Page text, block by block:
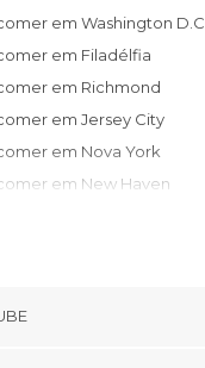
comer em Washington D.C.
comer em Filadélfia
comer em Richmond
comer em Jersey City
comer em Nova York
comer em New Haven
comer em Niantic